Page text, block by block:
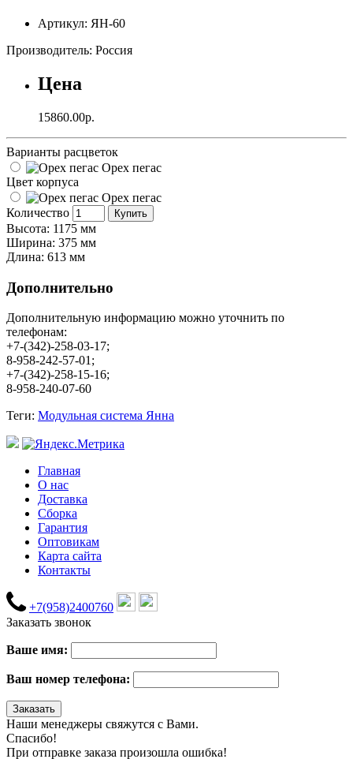
Артикул: ЯН-60
Производитель: Россия
Цена
15860.00р.
Варианты расцветок
Орех пегас
Цвет корпуса
Орех пегас
Количество
Купить
Высота: 1175 мм
Ширина: 375 мм
Длина: 613 мм
Дополнительно
Дополнительную информацию можно уточнить по
телефонам:
+7-(342)-258-03-17;
8-958-242-57-01;
+7-(342)-258-15-16;
8-958-240-07-60
Теги: Модульная система Янна
Главная
О нас
Доставка
Сборка
Гарантия
Оптовикам
Карта сайта
Контакты
+7(958)2400760
Заказать звонок
Ваше имя:
Ваш номер телефона:
Наши менеджеры свяжутся с Вами.
Спасибо!
При отправке заказа произошла ошибка!